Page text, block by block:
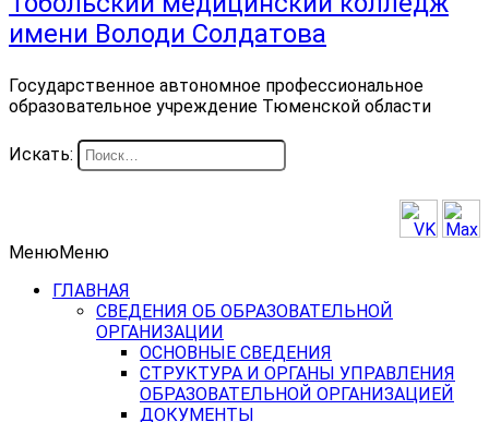
имени Володи Солдатова
Государственное автономное профессиональное
образовательное учреждение Тюменской области
Искать:
МенюМеню
ГЛАВНАЯ
СВЕДЕНИЯ ОБ ОБРАЗОВАТЕЛЬНОЙ
ОРГАНИЗАЦИИ
ОСНОВНЫЕ СВЕДЕНИЯ
СТРУКТУРА И ОРГАНЫ УПРАВЛЕНИЯ
ОБРАЗОВАТЕЛЬНОЙ ОРГАНИЗАЦИЕЙ
ДОКУМЕНТЫ